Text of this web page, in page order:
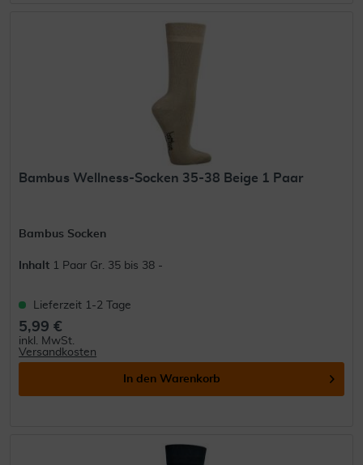
Bambus Wellness-Socken 35-38 Beige 1 Paar
Bambus Socken
Inhalt 1 Paar Gr. 35 bis 38 -
Lieferzeit 1-2 Tage
5,99 €
inkl. MwSt.
Versandkosten
In den Warenkorb